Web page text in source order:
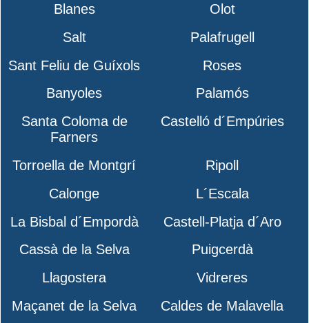
Blanes
Olot
Salt
Palafrugell
Sant Feliu de Guíxols
Roses
Banyoles
Palamós
Santa Coloma de
Farners
Castelló d´Empúries
Torroella de Montgrí
Ripoll
Calonge
L´Escala
La Bisbal d´Empordà
Castell-Platja d´Aro
Cassà de la Selva
Puigcerdà
Llagostera
Vidreres
Maçanet de la Selva
Caldes de Malavella